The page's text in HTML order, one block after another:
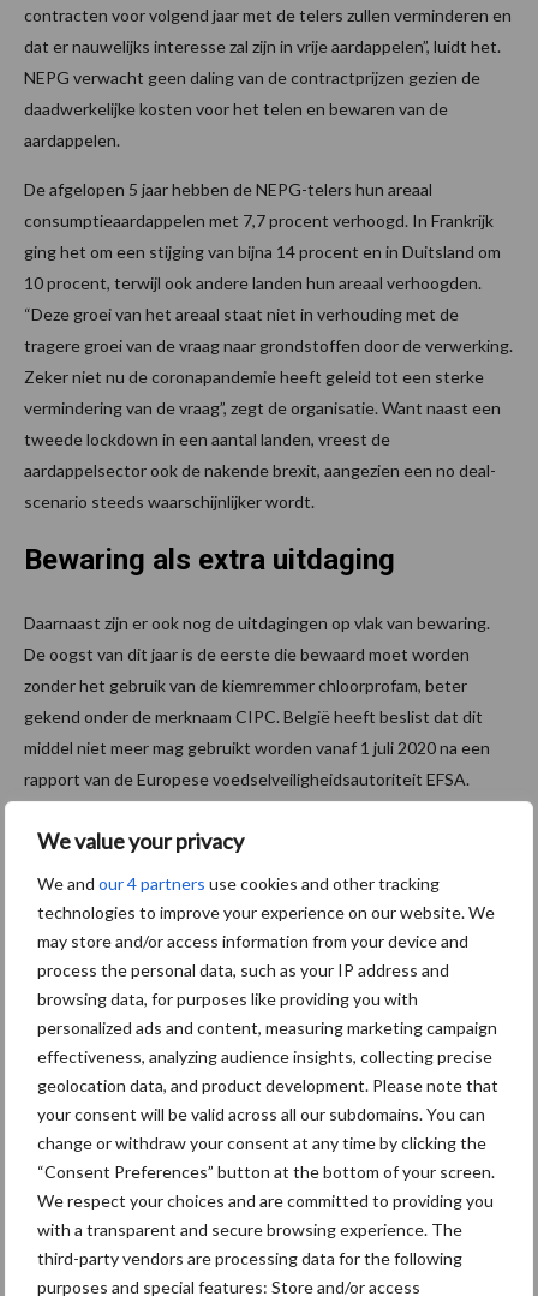
We value your privacy
We and our 4 partners use cookies and other tracking
technologies to improve your experience on our website. We
may store and/or access information from your device and
process the personal data, such as your IP address and
browsing data, for purposes like providing you with
personalized ads and content, measuring marketing campaign
effectiveness, analyzing audience insights, collecting precise
geolocation data, and product development. Please note that
your consent will be valid across all our subdomains. You can
change or withdraw your consent at any time by clicking the
“Consent Preferences” button at the bottom of your screen.
We respect your choices and are committed to providing you
with a transparent and secure browsing experience. The
third-party vendors are processing data for the following
purposes and special features: Store and/or access
contracten voor volgend jaar met de telers zullen verminderen en
dat er nauwelijks interesse zal zijn in vrije aardappelen”, luidt het.
NEPG verwacht geen daling van de contractprijzen gezien de
daadwerkelijke kosten voor het telen en bewaren van de
aardappelen.
De afgelopen 5 jaar hebben de NEPG-telers hun areaal
consumptieaardappelen met 7,7 procent verhoogd. In Frankrijk
ging het om een stijging van bijna 14 procent en in Duitsland om
10 procent, terwijl ook andere landen hun areaal verhoogden.
“Deze groei van het areaal staat niet in verhouding met de
tragere groei van de vraag naar grondstoffen door de verwerking.
Zeker niet nu de coronapandemie heeft geleid tot een sterke
vermindering van de vraag”, zegt de organisatie. Want naast een
tweede lockdown in een aantal landen, vreest de
aardappelsector ook de nakende brexit, aangezien een no deal-
scenario steeds waarschijnlijker wordt.
Bewaring als extra uitdaging
Daarnaast zijn er ook nog de uitdagingen op vlak van bewaring.
De oogst van dit jaar is de eerste die bewaard moet worden
zonder het gebruik van de kiemremmer chloorprofam, beter
gekend onder de merknaam CIPC. België heeft beslist dat dit
middel niet meer mag gebruikt worden vanaf 1 juli 2020 na een
rapport van de Europese voedselveiligheidsautoriteit EFSA.
Helaas laat het jarenlange gebruik van de kiemremmer sporen na
in het hout en beton van bewaarloodsen, waar kristallen tot jaren
later los kunnen maken en een kruiscontaminatie bij de
opgeslagen aardappelen kunnen veroorzaken. Belpotato.be, de
brancheorganisatie voor de Belgische aardappelketen,
adviseerde de aardappeltelers daarom hun loodsen grondig te
vastgelegd op 0,01 ppm.
Gezien de grote kans op kruiscontaminatie en de gevolgen
daarvan, drong de sector er sterk op aan om een tijdelijke
verhoging van de residulimiet te verkrijgen. Die is er dan toch
datum waarop die tijdelijke limiet in voege mag treden, moet nog
gestemd worden. “Deze limiet is laag genoeg om te verhinderen
dat CIPC nog gebruikt kan worden, maar hoog genoeg om